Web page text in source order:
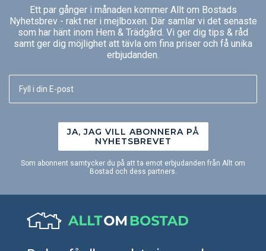
Ett par gånger i månaden kommer Allt om Bostads
Nyhetsbrev - rakt ner i mejlboxen. Där samlar vi det senaste
som har hänt inom Hem & Trädgård. Vi ger dig tips & råd
samt ger dig möjlighet att tävla om fina priser och få unika
erbjudanden.
JA, JAG VILL ABONNERA PÅ
NYHETSBREVET
Som abonnent samtycker du på att ta emot erbjudanden från Allt om
Bostad och dess partners.